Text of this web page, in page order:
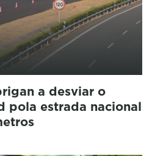
a desviar o
pola estrada nacional